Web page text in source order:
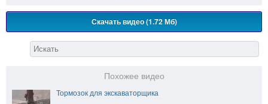
Скачать видео (1.72 Мб)
Похожее видео
Тормозок для экскаваторщика